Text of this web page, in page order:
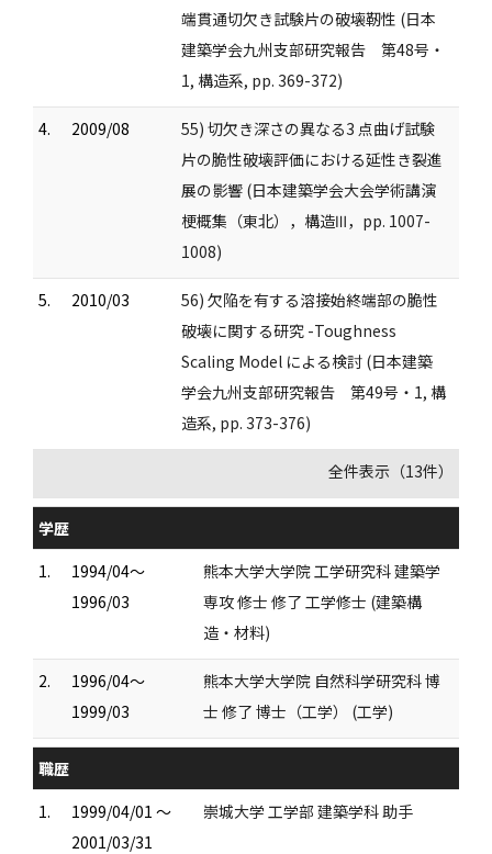
端貫通切欠き試験片の破壊靭性 (日本
建築学会九州支部研究報告 第48号・
1, 構造系, pp. 369-372)
4. 2009/08
55) 切欠き深さの異なる3 点曲げ試験
片の脆性破壊評価における延性き裂進
展の影響 (日本建築学会大会学術講演
梗概集（東北），構造Ⅲ，pp. 1007-
1008)
5. 2010/03
56) 欠陥を有する溶接始終端部の脆性
破壊に関する研究 -Toughness
Scaling Model による検討 (日本建築
学会九州支部研究報告 第49号・1, 構
造系, pp. 373-376)
全件表示（13件）
学歴
1.
1994/04～
1996/03
熊本大学大学院 工学研究科 建築学
専攻 修士 修了 工学修士 (建築構
造・材料)
2.
1996/04～
1999/03
熊本大学大学院 自然科学研究科 博
士 修了 博士（工学） (工学)
職歴
1.
1999/04/01 ～
2001/03/31
崇城大学 工学部 建築学科 助手